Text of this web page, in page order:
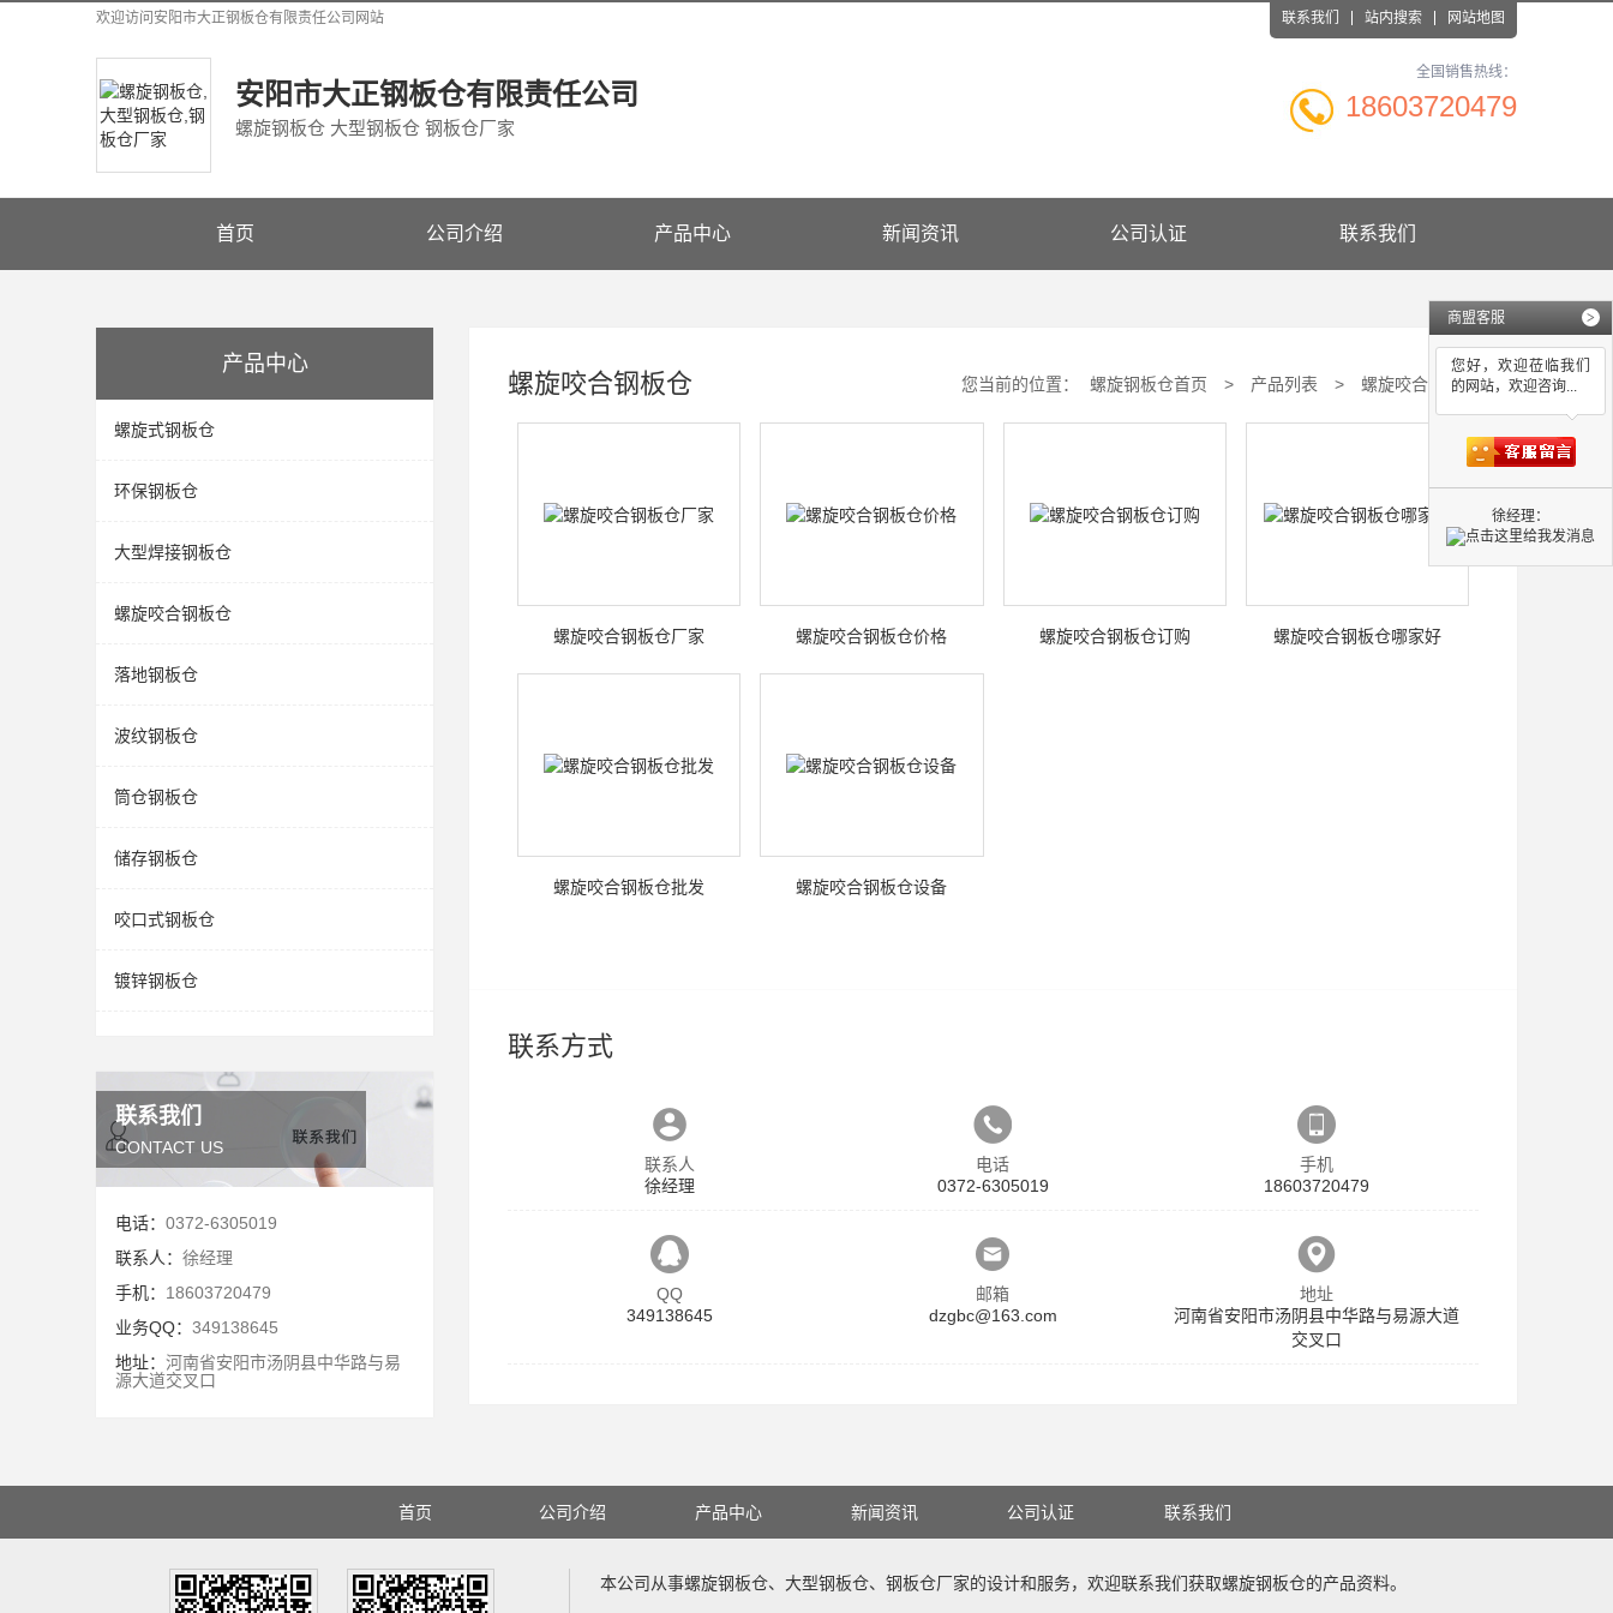
欢迎访问 安阳市大正钢板仓有限责任公司 网站 联系我们 站内搜索 网站地图
安阳市大正钢板仓有限责任公司
螺旋钢板仓 大型钢板仓 钢板仓厂家
全国销售热线：
18603720479
首页 公司介绍 产品中心 新闻资讯 公司认证 联系我们
产品中心
螺旋式钢板仓
环保钢板仓
大型焊接钢板仓
螺旋咬合钢板仓
落地钢板仓
波纹钢板仓
筒仓钢板仓
储存钢板仓
咬口式钢板仓
镀锌钢板仓
联系我们
CONTACT US
电话： 0372-6305019
联系人： 徐经理
手机： 18603720479
业务QQ： 349138645
地址： 河南省安阳市汤阴县中华路与易
源大道交叉口
螺旋咬合钢板仓 您当前的位置： 螺旋钢板仓首页 > 产品列表 > 螺旋咬合钢板仓
螺旋咬合钢板仓厂家 螺旋咬合钢板仓价格 螺旋咬合钢板仓订购 螺旋咬合钢板仓哪家好
螺旋咬合钢板仓批发 螺旋咬合钢板仓设备
联系方式
联系人
徐经理
电话
0372-6305019
手机
18603720479
QQ
349138645
邮箱
dzgbc@163.com
地址
河南省安阳市汤阴县中华路与易源大道
交叉口
首页 公司介绍 产品中心 新闻资讯 公司认证 联系我们
本公司从事螺旋钢板仓、 大型钢板仓、 钢板仓厂家的设计和服务，欢迎联系我们获取螺旋钢板仓的产品资料。
商盟客服 >
您好，欢迎莅临我们
的网站，欢迎咨询...
徐经理：